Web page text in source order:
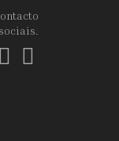
Facebook